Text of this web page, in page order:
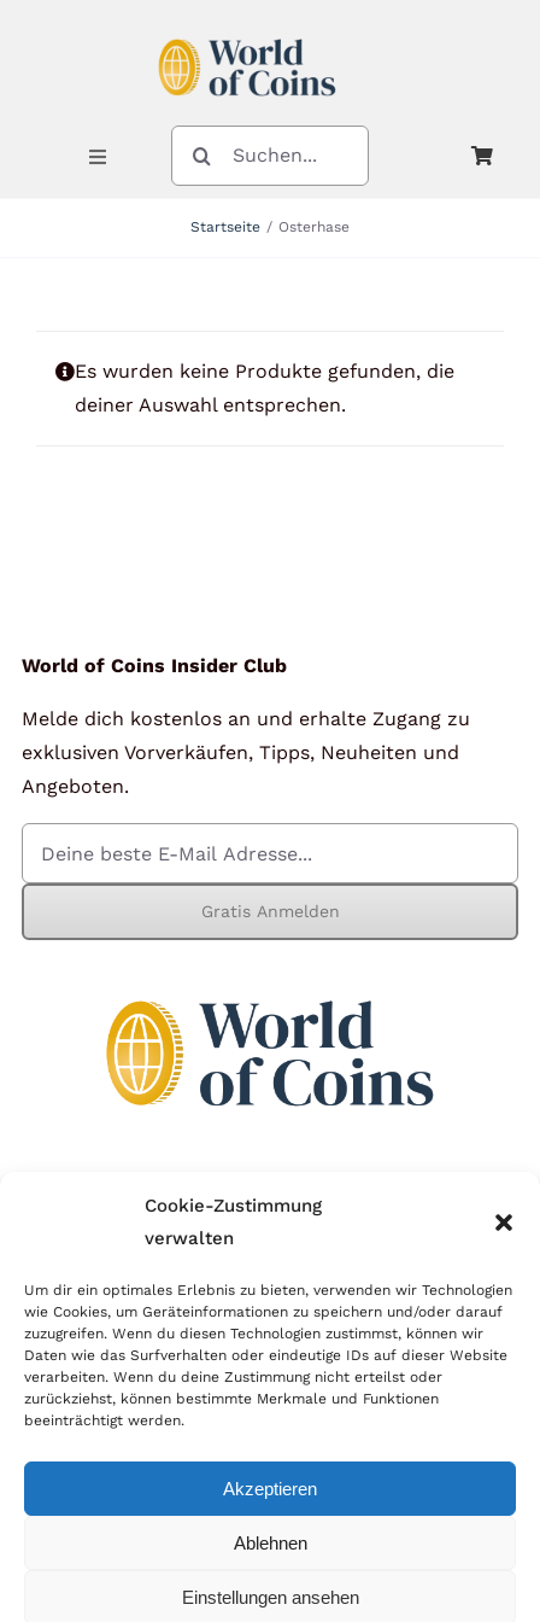
Cookie-Zustimmung
verwalten
Um dir ein optimales Erlebnis zu bieten, verwenden wir Technologien
wie Cookies, um Geräteinformationen zu speichern und/oder darauf
zuzugreifen. Wenn du diesen Technologien zustimmst, können wir
Daten wie das Surfverhalten oder eindeutige IDs auf dieser Website
verarbeiten. Wenn du deine Zustimmung nicht erteilst oder
zurückziehst, können bestimmte Merkmale und Funktionen
beeinträchtigt werden.
Akzeptieren
Ablehnen
Einstellungen ansehen
Toggle
Navigation
Kontakt
Mein Konto
Warenkorb
SUCHE
NACH:
Startseite Osterhase
Es wurden keine Produkte gefunden, die
deiner Auswahl entsprechen.
World of Coins Insider Club
Melde dich kostenlos an und erhalte Zugang zu
exklusiven Vorverkäufen, Tipps, Neuheiten und
Angeboten.
Gratis Anmelden
Wir sind Mitglied im Händlerbund!
erfolgreichen E-Commerce ein. Auch wir sind wie
viele Onlineshops im Netz Mitglied im Händlerbund
und unterstützen fairen Onlinehandel.
© Copyright 2026 | World of Coins |Impressum|Datenschutz|Cookie
|Zahlung & Versand